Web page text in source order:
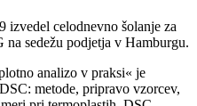
izvedel celodnevno šolanje za
sedežu podjetja v Hamburgu.
analizo v praksi« je
metode, pripravo vzorcev,